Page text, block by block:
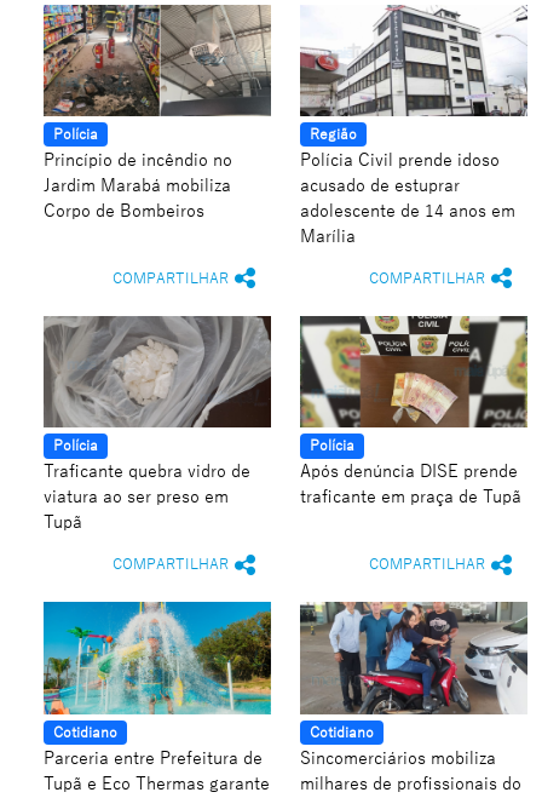
Polícia
Princípio de incêndio no
Jardim Marabá mobiliza
Corpo de Bombeiros
COMPARTILHAR
Região
Polícia Civil prende idoso
acusado de estuprar
adolescente de 14 anos em
Marília
COMPARTILHAR
Polícia
Traficante quebra vidro de
viatura ao ser preso em
Tupã
COMPARTILHAR
Polícia
Após denúncia DISE prende
traficante em praça de Tupã
COMPARTILHAR
Cotidiano
Parceria entre Prefeitura de
Tupã e Eco Thermas garante
Cotidiano
Sincomerciários mobiliza
milhares de profissionais do